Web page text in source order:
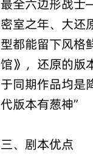
最全六边形战
密室之年、大还
型都能留下风格
馆》，还原的版
于同期作品均是
代版本有葱神”
三、剧本优点